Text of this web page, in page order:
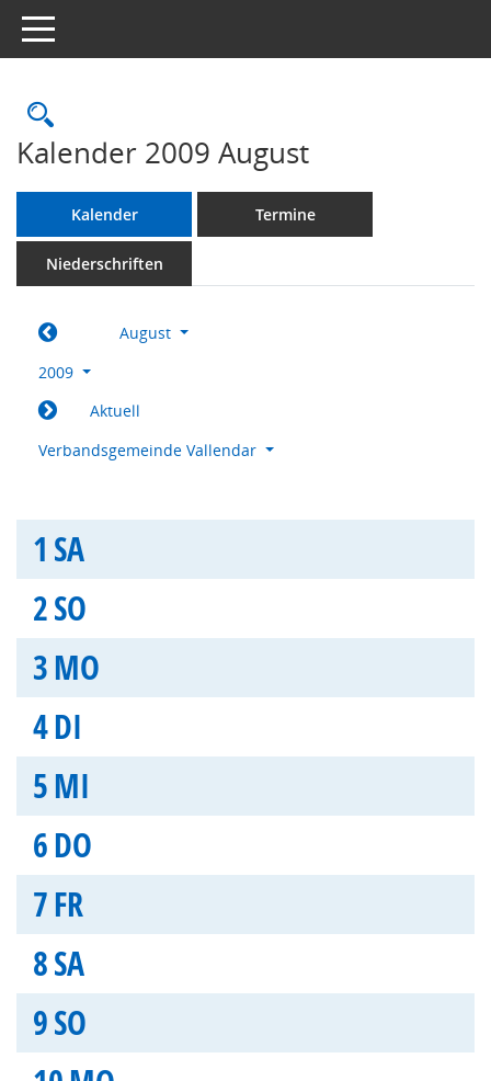
Toggle navigation
Rechercheauswahl
Kalender 2009 August
Kalender Termine
Niederschriften
August
2009
Aktuell
Verbandsgemeinde Vallendar
1 SA
2SO
3MO
4DI
5MI
6DO
7FR
8SA
9SO